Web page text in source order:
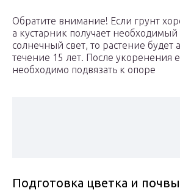
Обратите внимание! Если грунт
а кустарник получает необходимый
солнечный свет, то растение будет
течение 15 лет. После укоренения
необходимо подвязать к опоре
Подготовка цветка и почвы